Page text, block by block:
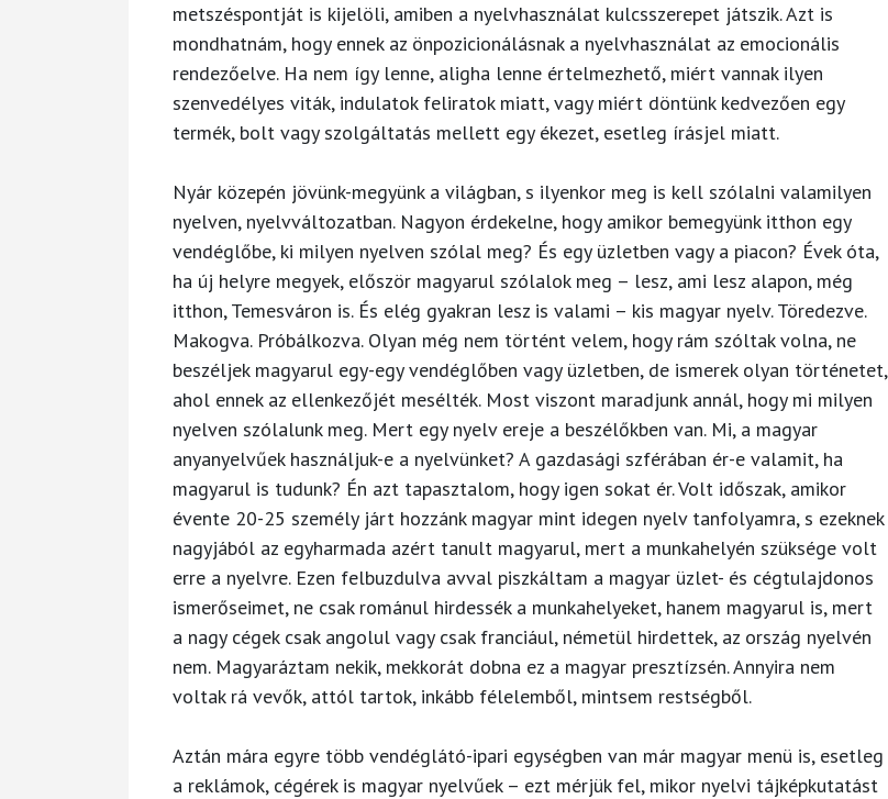
metszéspontját is kijelöli, amiben a nyelvhasználat kulcsszerepet játszik. Azt is
mondhatnám, hogy ennek az önpozicionálásnak a nyelvhasználat az emocionális
rendezőelve. Ha nem így lenne, aligha lenne értelmezhető, miért vannak ilyen
szenvedélyes viták, indulatok feliratok miatt, vagy miért döntünk kedvezően egy
termék, bolt vagy szolgáltatás mellett egy ékezet, esetleg írásjel miatt.
Nyár közepén jövünk-megyünk a világban, s ilyenkor meg is kell szólalni valamilyen
nyelven, nyelvváltozatban. Nagyon érdekelne, hogy amikor bemegyünk itthon egy
vendéglőbe, ki milyen nyelven szólal meg? És egy üzletben vagy a piacon? Évek óta,
ha új helyre megyek, először magyarul szólalok meg – lesz, ami lesz alapon, még
itthon, Temesváron is. És elég gyakran lesz is valami – kis magyar nyelv. Töredezve.
Makogva. Próbálkozva. Olyan még nem történt velem, hogy rám szóltak volna, ne
beszéljek magyarul egy-egy vendéglőben vagy üzletben, de ismerek olyan történetet,
ahol ennek az ellenkezőjét mesélték. Most viszont maradjunk annál, hogy mi milyen
nyelven szólalunk meg. Mert egy nyelv ereje a beszélőkben van. Mi, a magyar
anyanyelvűek használjuk-e a nyelvünket? A gazdasági szférában ér-e valamit, ha
magyarul is tudunk? Én azt tapasztalom, hogy igen sokat ér. Volt időszak, amikor
évente 20-25 személy járt hozzánk magyar mint idegen nyelv tanfolyamra, s ezeknek
nagyjából az egyharmada azért tanult magyarul, mert a munkahelyén szüksége volt
erre a nyelvre. Ezen felbuzdulva avval piszkáltam a magyar üzlet- és cégtulajdonos
ismerőseimet, ne csak románul hirdessék a munkahelyeket, hanem magyarul is, mert
a nagy cégek csak angolul vagy csak franciául, németül hirdettek, az ország nyelvén
nem. Magyaráztam nekik, mekkorát dobna ez a magyar presztízsén. Annyira nem
voltak rá vevők, attól tartok, inkább félelemből, mintsem restségből.
Aztán mára egyre több vendéglátó-ipari egységben van már magyar menü is, esetleg
a reklámok, cégérek is magyar nyelvűek – ezt mérjük fel, mikor nyelvi tájképkutatást